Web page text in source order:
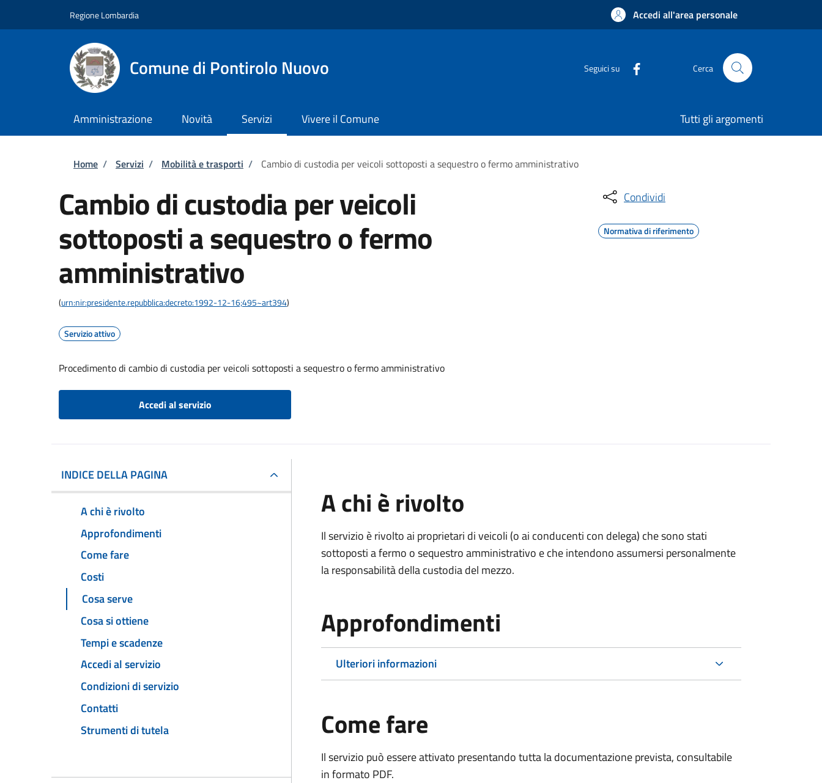
Regione Lombardia Accedi all'area personale
Comune di Pontirolo Nuovo Seguici su Cerca
Amministrazione Novità Servizi Vivere il Comune Tutti gli argomenti
Briciole di pane
Home / Servizi / Mobilità e trasporti / Cambio di custodia per veicoli sottoposti a sequestro o fermo amministrativo
Cambio di custodia per veicoli
sottoposti a sequestro o fermo
amministrativo
(urn:nir:presidente.repubblica:decreto:1992-12-16;495~art394)
Servizio attivo
Procedimento di cambio di custodia per veicoli sottoposti a sequestro o fermo amministrativo
Accedi al servizio
Condividi
Normativa di riferimento
INDICE DELLA PAGINA
A chi è rivolto
Approfondimenti
Come fare
Costi
Cosa serve
Cosa si ottiene
Tempi e scadenze
Accedi al servizio
Condizioni di servizio
Contatti
Strumenti di tutela
A chi è rivolto
Il servizio è rivolto ai proprietari di veicoli (o ai conducenti con delega) che sono stati
sottoposti a fermo o sequestro amministrativo e che intendono assumersi personalmente
la responsabilità della custodia del mezzo.
Approfondimenti
Ulteriori informazioni
Come fare
Il servizio può essere attivato presentando tutta la documentazione prevista, consultabile
in formato PDF.